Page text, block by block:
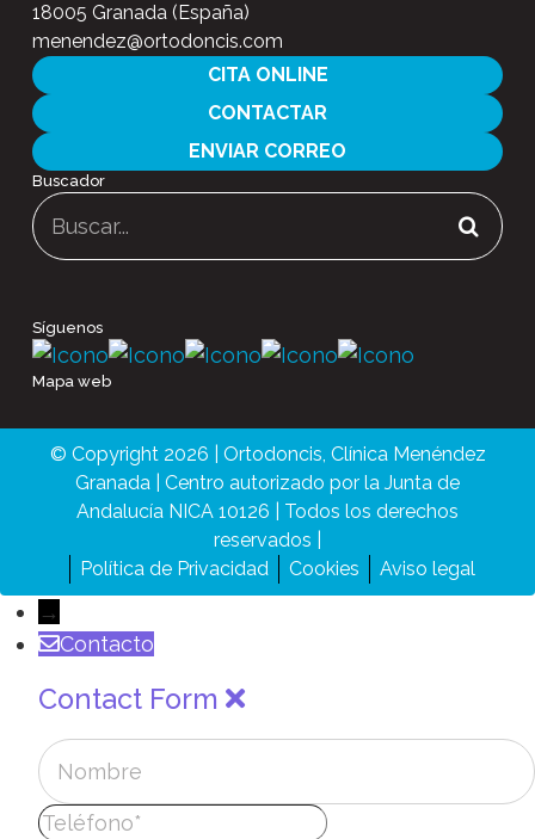
18005 Granada (España)
menendez@ortodoncis.com
CITA ONLINE
CONTACTAR
ENVIAR CORREO
Buscador
Buscar:
Síguenos
Mapa web
© Copyright 2026 | Ortodoncis, Clínica Menéndez
Granada | Centro autorizado por la Junta de
Andalucía NICA 10126 | Todos los derechos
reservados |
Política de Privacidad
Cookies Aviso legal
→
Contacto
Contact Form